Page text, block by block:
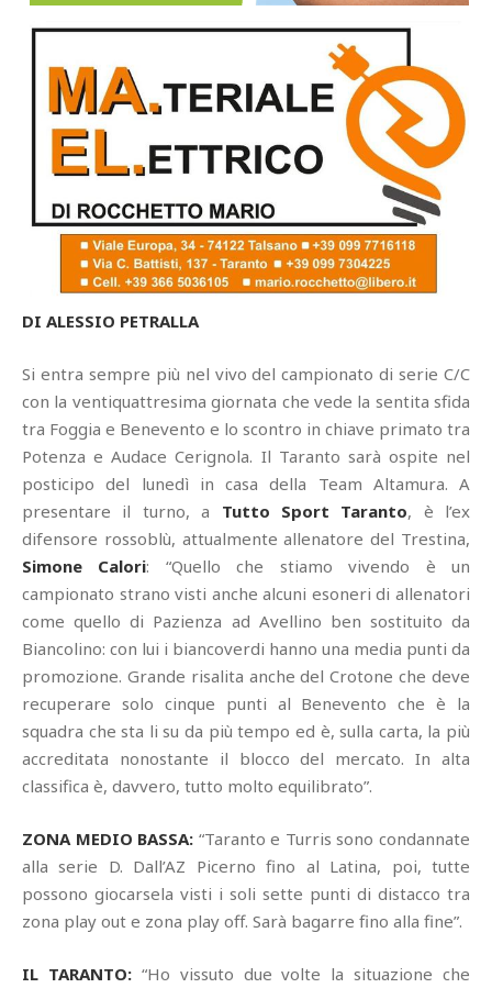
DI ALESSIO PETRALLA
Si entra sempre più nel vivo del campionato di serie C/C
con la ventiquattresima giornata che vede la sentita sfida
tra Foggia e Benevento e lo scontro in chiave primato tra
Potenza e Audace Cerignola. Il Taranto sarà ospite nel
posticipo del lunedì in casa della Team Altamura. A
presentare il turno, a Tutto Sport Taranto, è l’ex
difensore rossoblù, attualmente allenatore del Trestina,
Simone Calori: “Quello che stiamo vivendo è un
campionato strano visti anche alcuni esoneri di allenatori
come quello di Pazienza ad Avellino ben sostituito da
Biancolino: con lui i biancoverdi hanno una media punti da
promozione. Grande risalita anche del Crotone che deve
recuperare solo cinque punti al Benevento che è la
squadra che sta li su da più tempo ed è, sulla carta, la più
accreditata nonostante il blocco del mercato. In alta
classifica è, davvero, tutto molto equilibrato”.
ZONA MEDIO BASSA: “Taranto e Turris sono condannate
alla serie D. Dall’AZ Picerno fino al Latina, poi, tutte
possono giocarsela visti i soli sette punti di distacco tra
zona play out e zona play off. Sarà bagarre fino alla fine”.
IL TARANTO:“Ho vissuto due volte la situazione che